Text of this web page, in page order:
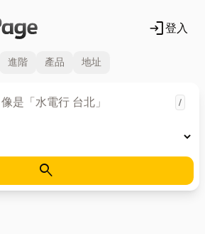
login登入
進階 產品 地址
/
search